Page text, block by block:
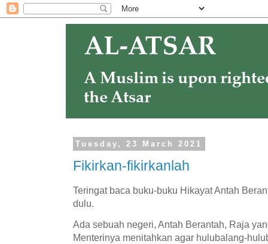
Tuesday, 23 March 2021
Fikirkan-fikirkanlah
Teringat baca buku-buku Hikayat Antah
dulu.
Ada sebuah negeri, Antah Berantah, Raja
Menterinya menitahkan agar hulubalang-